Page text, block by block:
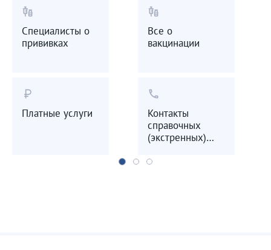
vaccines
Специалисты о
прививках
vaccines
Все о
вакцинации
currency_ruble
Платные услуги
call
Контакты
справочных
(экстренных)